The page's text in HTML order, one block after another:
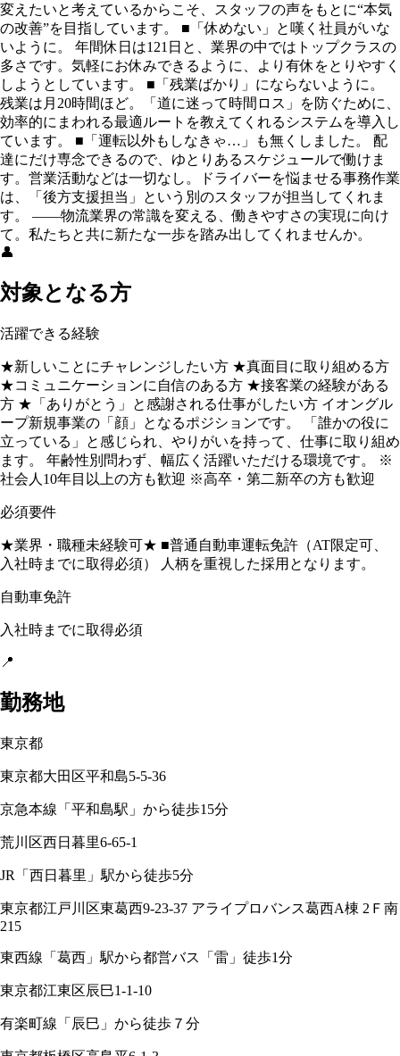
変えたいと考えているからこそ、スタッフの声をもとに“本気
の改善”を目指しています。 ■「休めない」と嘆く社員がいな
いように。 年間休日は121日と、業界の中ではトップクラスの
多さです。気軽にお休みできるように、より有休をとりやすく
しようとしています。 ■「残業ばかり」にならないように。
残業は月20時間ほど。「道に迷って時間ロス」を防ぐために、
効率的にまわれる最適ルートを教えてくれるシステムを導入し
ています。 ■「運転以外もしなきゃ…」も無くしました。 配
達にだけ専念できるので、ゆとりあるスケジュールで働けま
す。営業活動などは一切なし。ドライバーを悩ませる事務作業
は、「後方支援担当」という別のスタッフが担当してくれま
す。 ――物流業界の常識を変える、働きやすさの実現に向け
て。私たちと共に新たな一歩を踏み出してくれませんか。
👤
対象となる方
活躍できる経験
★新しいことにチャレンジしたい方 ★真面目に取り組める方
★コミュニケーションに自信のある方 ★接客業の経験がある
方 ★「ありがとう」と感謝される仕事がしたい方 イオングル
ープ新規事業の「顔」となるポジションです。 「誰かの役に
立っている」と感じられ、やりがいを持って、仕事に取り組め
ます。 年齢性別問わず、幅広く活躍いただける環境です。 ※
社会人10年目以上の方も歓迎 ※高卒・第二新卒の方も歓迎
必須要件
★業界・職種未経験可★ ■普通自動車運転免許（AT限定可、
入社時までに取得必須） 人柄を重視した採用となります。
自動車免許
入社時までに取得必須
📍
勤務地
東京都
東京都大田区平和島5-5-36
京急本線「平和島駅」から徒歩15分
荒川区西日暮里6-65-1
JR「西日暮里」駅から徒歩5分
東京都江戸川区東葛西9-23-37 アライプロバンス葛西A棟 2Ｆ南
215
東西線「葛西」駅から都営バス「雷」徒歩1分
東京都江東区辰巳1-1-10
有楽町線「辰巳」から徒歩７分